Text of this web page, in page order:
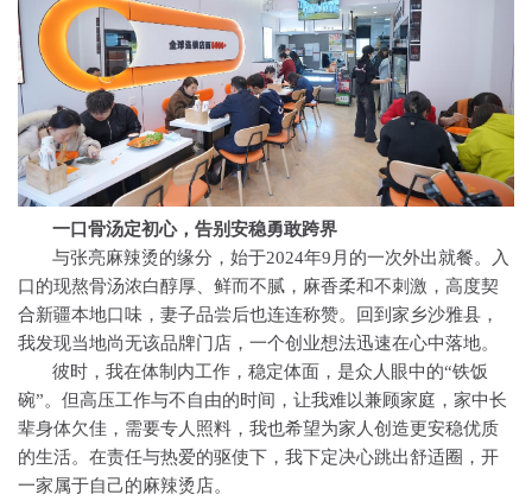
一口骨汤定初心， 告别安稳勇敢跨界
与张亮麻辣烫的缘分，始于2024年9月的一次外出就餐。入
口的现熬骨汤浓白醇厚、鲜而不腻，麻香柔和不刺激，高度契
合新疆本地口味，妻子品尝后也连连称赞。回到家乡沙雅县 ，
我发现当地尚无该品牌门店，一个创业想法迅速在心中落地。
彼时，我在体制内工作，稳定体面，是众人眼中的“铁饭
碗”。但高压工作与不自由的时间，让我难以兼顾家庭，家中长
辈身体欠佳，需要专人照料，我也希望为家人创造更安稳优质
的生活。在责任与热爱的驱使下，我下定决心跳出舒适圈，开
一家属于自己的麻辣烫店。